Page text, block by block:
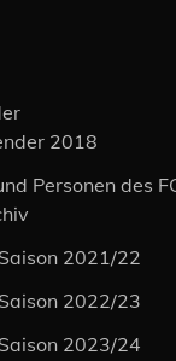
2018
Personen des
2021/22
2022/23
2023/24